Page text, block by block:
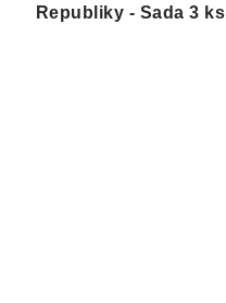
Republiky - Sada 3 ks